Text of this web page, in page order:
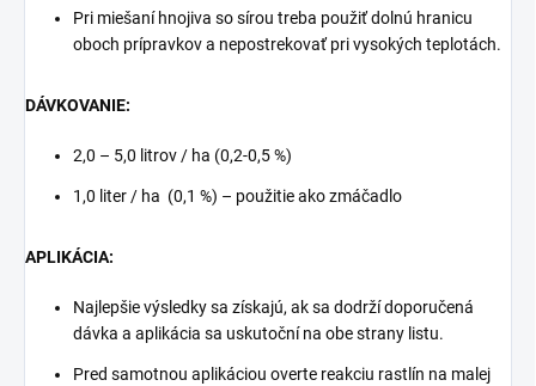
Pri miešaní hnojiva so sírou treba použiť dolnú hranicu
oboch prípravkov a nepostrekovať pri vysokých teplotách.
DÁVKOVANIE:
2,0 – 5,0 litrov / ha (0,2-0,5 %)
1,0 liter / ha (0,1 %) – použitie ako zmáčadlo
APLIKÁCIA:
Najlepšie výsledky sa získajú, ak sa dodrží doporučená
dávka a aplikácia sa uskutoční na obe strany listu.
Pred samotnou aplikáciou overte reakciu rastlín na malej